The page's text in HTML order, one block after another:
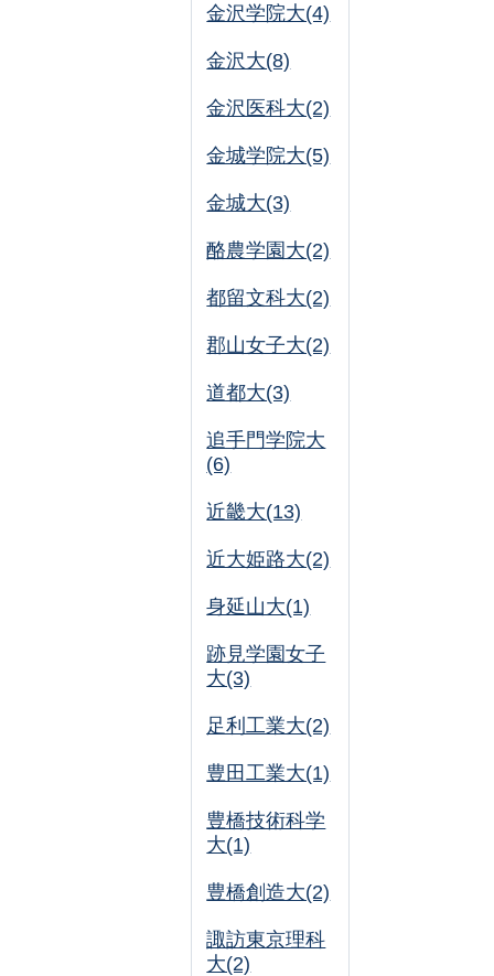
金沢学院大(4)
金沢大(8)
金沢医科大(2)
金城学院大(5)
金城大(3)
酪農学園大(2)
都留文科大(2)
郡山女子大(2)
道都大(3)
追手門学院大
(6)
近畿大(13)
近大姫路大(2)
身延山大(1)
跡見学園女子
大(3)
足利工業大(2)
豊田工業大(1)
豊橋技術科学
大(1)
豊橋創造大(2)
諏訪東京理科
大(2)